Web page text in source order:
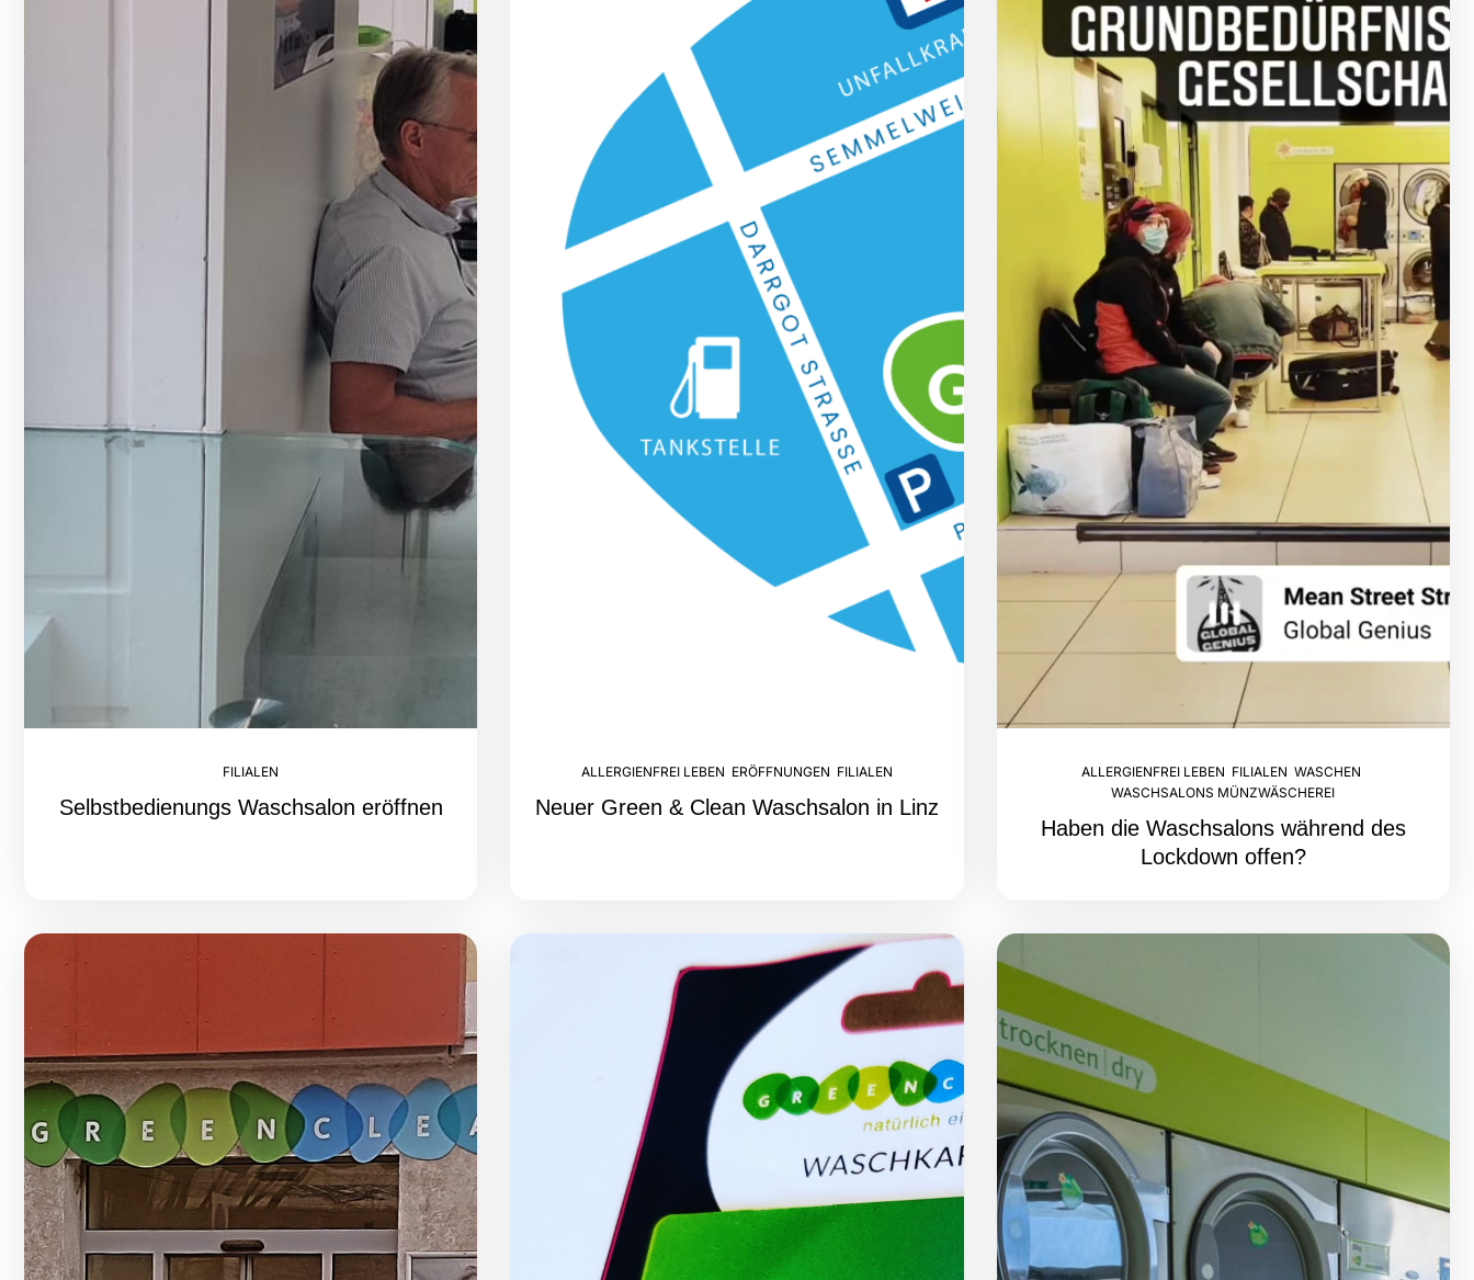
FILIALEN
Selbstbedienungs Waschsalon eröffnen
ALLERGIENFREI LEBEN ERÖFFNUNGEN FILIALEN
Neuer Green & Clean Waschsalon in Linz
ALLERGIENFREI LEBEN FILIALEN ,WASCHEN
WASCHSALONS MÜNZWÄSCHEREI
Haben die Waschsalons während des
Lockdown offen?